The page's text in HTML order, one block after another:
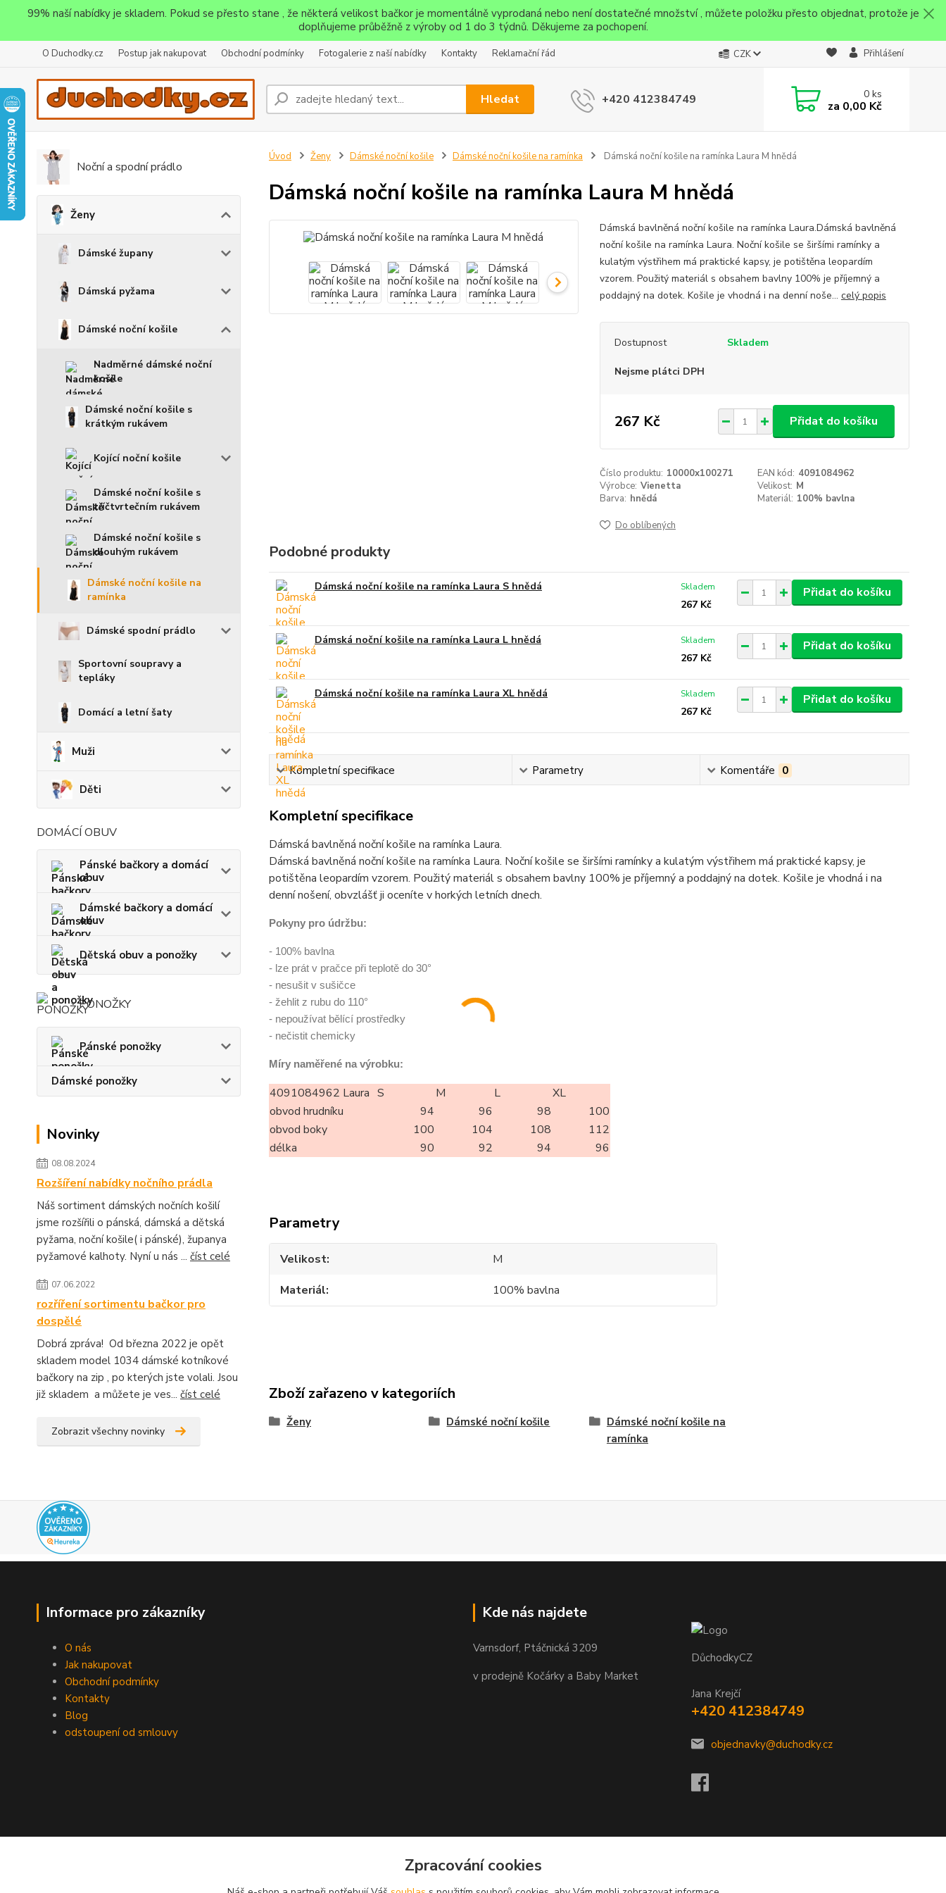
99% naší nabídky je skladem. Pokud se přesto stane , že některá velikost bačkor je momentálně vyprodaná nebo není dostatečné množství , můžete položku přesto objednat, protože je
doplňujeme průběžně z výroby od 1 do 3 týdnů. Děkujeme za pochopení.
O Duchodky.cz Postup jak nakupovat Obchodní podmínky Fotogalerie z naší nabídky Kontakty Reklamační řád CZK Přihlášení
Hledat +420 412384749 0ks
za 0,00 Kč
Noční a spodní prádlo
Ženy
Dámské župany
Dámská pyžama
Dámské noční košile
Nadměrné dámské noční
košile
Dámské noční košile s
krátkým rukávem
Kojící noční košile
Dámské noční košile s
tříčtvrtečním rukávem
Dámské noční košile s
dlouhým rukávem
Dámské noční košile na
ramínka
Dámské spodní prádlo
Sportovní soupravy a
tepláky
Domácí a letní šaty
Muži
Děti
DOMÁCÍ OBUV
Pánské bačkory a domácí
obuv
Dámské bačkory a domácí
obuv
Dětská obuv a ponožky
PONOŽKY
Pánské ponožky
Dámské ponožky
Novinky
08.08.2024
Rozšíření nabídky nočního prádla
Náš sortiment dámských nočních košilí
jsme rozšířili o pánská, dámská a dětská
pyžama, noční košile( i pánské), županya
pyžamové kalhoty. Nyní u nás ... číst celé
07.06.2022
rozříření sortimentu bačkor pro
dospělé
Dobrá zpráva! Od března 2022 je opět
skladem model 1034 dámské kotníkové
bačkory na zip , po kterých jste volali. Jsou
již skladem a můžete je ves... číst celé
Zobrazit všechny novinky
Úvod Ženy Dámské noční košile Dámské noční košile na ramínka Dámská noční košile na ramínka Laura M hnědá
Dámská noční košile na ramínka Laura M hnědá
Dámská bavlněná noční košile na ramínka Laura.Dámská bavlněná
noční košile na ramínka Laura. Noční košile se širšími ramínky a
kulatým výstřihem má praktické kapsy, je potištěna leopardím
vzorem. Použitý materiál s obsahem bavlny 100% je příjemný a
poddajný na dotek. Košile je vhodná i na denní noše... celý popis
Dostupnost Skladem
Nejsme plátci DPH
267 Kč Přidat do košíku
Číslo produktu: 10000x100271 EAN kód: 4091084962
Výrobce: Vienetta Velikost: M
Barva: hnědá Materiál: 100% bavlna
Do oblíbených
Podobné produkty
Dámská noční košile na ramínka Laura S hnědá
267 Kč
Skladem Přidat do košíku
Dámská noční košile na ramínka Laura L hnědá
267 Kč
Skladem Přidat do košíku
Dámská noční košile na ramínka Laura XL hnědá
267 Kč
Skladem Přidat do košíku
Kompletní specifikace Parametry Komentáře 0
Kompletní specifikace
Dámská bavlněná noční košile na ramínka Laura.
Dámská bavlněná noční košile na ramínka Laura. Noční košile se širšími ramínky a kulatým výstřihem má praktické kapsy, je
potištěna leopardím vzorem. Použitý materiál s obsahem bavlny 100% je příjemný a poddajný na dotek. Košile je vhodná i na
denní nošení, obvzlášť ji oceníte v horkých letních dnech.
Pokyny pro údržbu:
- 100% bavlna
- lze prát v pračce při teplotě do 30°
- nesušit v sušičce
- žehlit z rubu do 110°
- nepoužívat bělící prostředky
- nečistit chemicky
Míry naměřené na výrobku:
4091084962 Laura S M L
XL
obvod hrudníku
94 96 98
100
obvod boky
100 104 108
112
délka
90 92 94 96
Parametry
Velikost
M
Materiál
100% bavlna
Zboží zařazeno v kategoriích
Ženy Dámské noční košile
Dámské noční košile na
ramínka
Informace pro zákazníky
O nás
Jak nakupovat
Obchodní podmínky
Kontakty
Blog
odstoupení od smlouvy
Kde nás najdete
Varnsdorf, Ptáčnická 3209
v prodejně Kočárky a Baby Market
DůchodkyCZ
Jana Krejčí
+420 412384749
objednavky@duchodky.cz
Zpracování cookies